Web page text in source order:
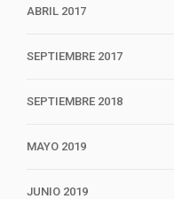
ABRIL 2017
SEPTIEMBRE 2017
SEPTIEMBRE 2018
MAYO 2019
JUNIO 2019